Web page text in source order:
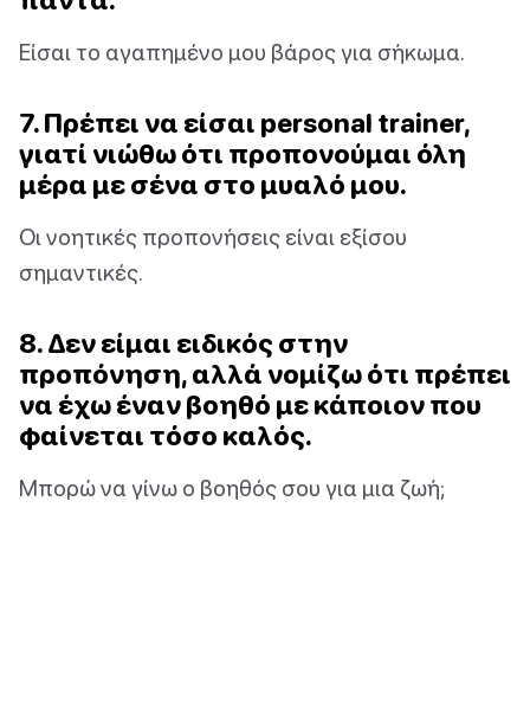
Είσαι το αγαπημένο μου βάρος για σήκωμα.
7. Πρέπει να είσαι personal trainer,
γιατί νιώθω ότι προπονούμαι όλη
μέρα με σένα στο μυαλό μου.
Οι νοητικές προπονήσεις είναι εξίσου
σημαντικές.
8. Δεν είμαι ειδικός στην
προπόνηση, αλλά νομίζω ότι πρέπει
να έχω έναν βοηθό με κάποιον που
φαίνεται τόσο καλός.
Μπορώ να γίνω ο βοηθός σου για μια ζωή;